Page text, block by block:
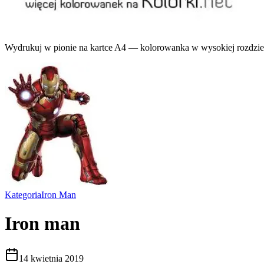
Wydrukuj w pionie na kartce A4 — kolorowanka w wysokiej
KategoriaIron Man
Iron man
14 kwietnia 2019